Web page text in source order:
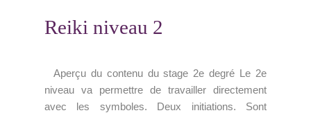
Reiki niveau 2
Aperçu du contenu du stage 2e degré Le 2e
niveau va permettre de travailler directement
avec les symboles. Deux initiations. Sont